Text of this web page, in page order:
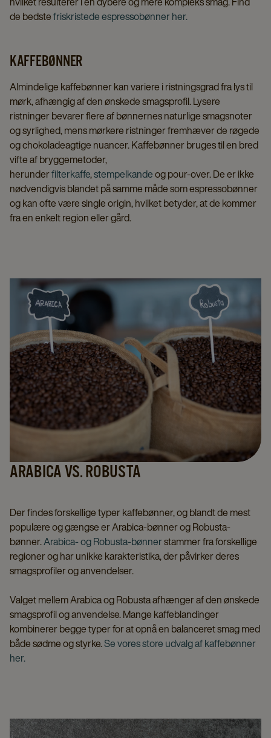
de bedstefriskristede espressobønner her.
KAFFEBØNNER
Almindelige kaffebønner kan variere i ristningsgrad fra lys til
mørk, afhængig af den ønskede smagsprofil. Lysere
ristninger bevarer flere af bønnernes naturlige smagsnoter
og syrlighed, mens mørkere ristninger fremhæver de røgede
og chokoladeagtige nuancer. Kaffebønner bruges til en bred
vifte af bryggemetoder,
herunderfilterkaffe,stempelkandeog pour-over. De er ikke
nødvendigvis blandet på samme måde som espressobønner
og kan ofte være single origin, hvilket betyder, at de kommer
fra en enkelt region eller gård.
ARABICA VS. ROBUSTA
Der findes forskellige typer kaffebønner, og blandt de mest
populære og gængse er Arabica-bønner og Robusta-
bønner.Arabica- og Robusta-bønnerstammer fra forskellige
regioner og har unikke karakteristika, der påvirker deres
smagsprofiler og anvendelser.
Valget mellem Arabica og Robusta afhænger af den ønskede
smagsprofil og anvendelse. Mange kaffeblandinger
kombinerer begge typer for at opnå en balanceret smag med
både sødme og styrke.Se vores store udvalg af kaffebønner
her.